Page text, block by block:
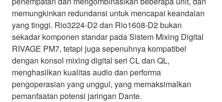
memungkinkan redundansi untuk mencapai keandalan
yang tinggi. Rio3224-D2 dan Rio1608-D2 bukan
sekadar komponen standar pada Sistem Mixing Digital
RIVAGE PM7, tetapi juga sepenuhnya kompatibel
dengan konsol mixing digital seri CL dan QL,
menghasilkan kualitas audio dan performa
pengoperasian yang unggul, yang memaksimalkan
pemanfaatan potensi jaringan Dante.